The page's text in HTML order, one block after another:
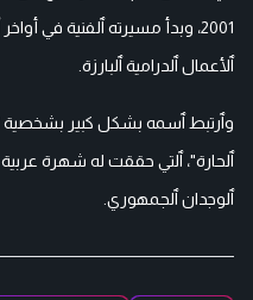
2001، وبدأ مسيرته ٱلفنية في
ٱلأعمال ٱلدرامية ٱلبارزة.
وٱرتبط ٱسمه بشكل كبير
ٱلحارة"، ٱلتي حققت له شهرة
ٱلوجدان ٱلجمهوري.